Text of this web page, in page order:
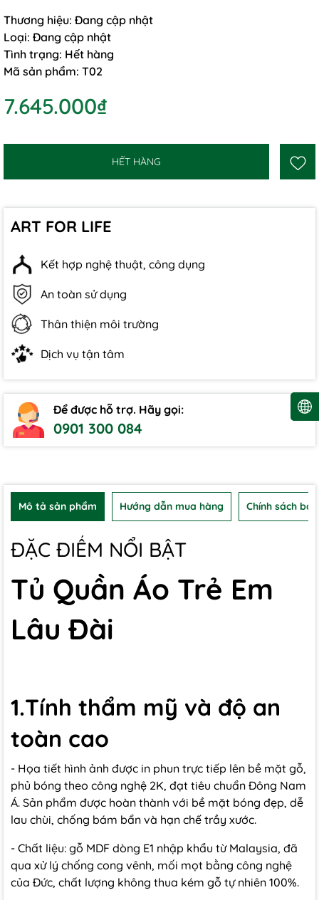
Thương hiệu: Đang cập nhật
Loại: Đang cập nhật
Tình trạng: Hết hàng
Mã sản phẩm: T02
7.645.000₫
HẾT HÀNG
ART FOR LIFE
Kết hợp nghệ thuật, công dụng
An toàn sử dụng
Thân thiện môi trường
Dịch vụ tận tâm
Để được hỗ trợ. Hãy gọi:
0901 300 084
Mô tả sản phẩm Hướng dẫn mua hàng Chính sách
ĐẶC ĐIỂM NỔI BẬT
Tủ Quần Áo Trẻ Em
Lâu Đài
1.Tính thẩm mỹ và độ an
toàn cao
- Họa tiết hình ảnh được in phun trực tiếp lên bề mặt gỗ,
phủ bóng theo công nghệ 2K, đạt tiêu chuẩn Đông Nam
Á. Sản phẩm được hoàn thành với bề mặt bóng đẹp, dễ
lau chùi, chống bám bẩn và hạn chế trầy xước.
- Chất liệu: gỗ MDF dòng E1 nhập khẩu từ Malaysia, đã
qua xử lý chống cong vênh, mối mọt bằng công nghệ
của Đức, chất lượng không thua kém gỗ tự nhiên 100%.